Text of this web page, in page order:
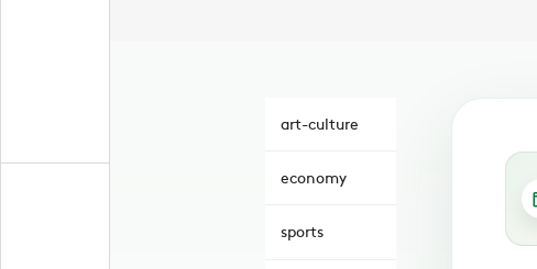
art-culture
economy
sports